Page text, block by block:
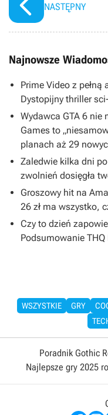
NASTĘPNY
Najnowsze
Prime Video z
Dystopijny thriller
Wydawca GTA 6
Games to
planach aż 29
Zaledwie kilka dni
zwolnień dosięgła
Groszowy hit na
26 zł ma wszystko,
Czy to dzień
Podsumowanie
WSZYSTKIE GRY
Poradnik Gothic
Najlepsze gry 2025